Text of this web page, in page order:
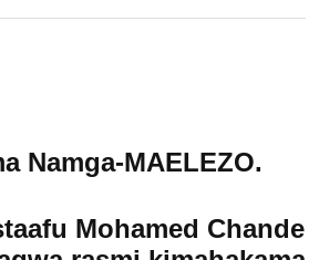
Namga-MAELEZO.
Mohamed Chande